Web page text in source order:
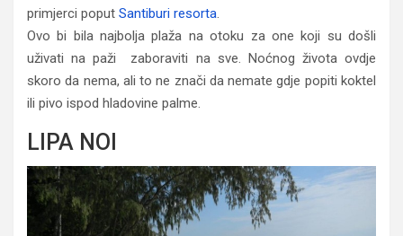
primjerci poput Santiburi resorta.
Ovo bi bila najbolja plaža na otoku za one koji su došli
uživati na paži zaboraviti na sve. Noćnog života ovdje
skoro da nema, ali to ne znači da nemate gdje popiti koktel
ili pivo ispod hladovine palme.
LIPA NOI